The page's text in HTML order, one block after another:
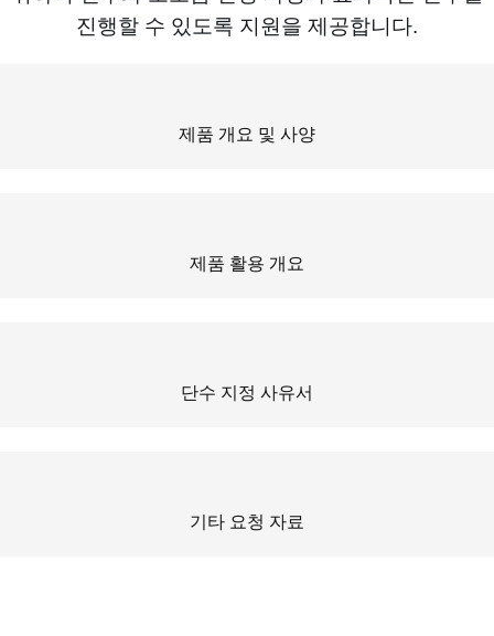
진행할 수 있도록 지원을 제공합니다.
제품 개요 및 사양
제품 활용 개요
단수 지정 사유서
기타 요청 자료